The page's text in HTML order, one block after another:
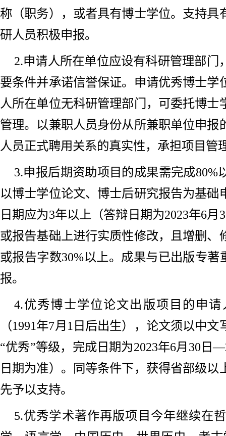
称（职务），或者具有博士学位。支持具
研人员积极申报。
2.申请人所在单位应设有科研管理部门
要条件并承诺信誉保证。申请优秀博士学
人所在单位无科研管理部门，可委托博士
管理。以兼职人员身份从所兼职单位申报
人员正式聘用关系的真实性，承担项目管
3.申报后期资助项目的成果需完成80%
以博士学位论文、博士后研究报告为基础
日期应为3年以上（答辩日期为2023年6
或报告基础上进行实质性修改，且增删、
或报告字数30%以上。成果与已出版专著
报。
4.优秀博士学位论文出版项目的申
（1991年7月1日后出生），论文须以中
“优秀”等级，完成日期为2023年6月30日
日期为准）。同等条件下，获得省部级以
先予以支持。
5.优秀学术著作再版项目今年继续在